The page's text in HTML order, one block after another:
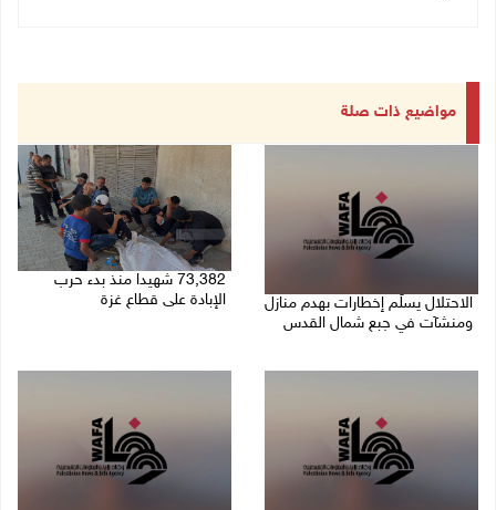
مواضيع ذات صلة
الاحتلال يسلّم إخطارات بهدم منازل
ومنشآت في جبع شمال القدس
73,382 شهيدا منذ بدء حرب
الإبادة على قطاع غزة